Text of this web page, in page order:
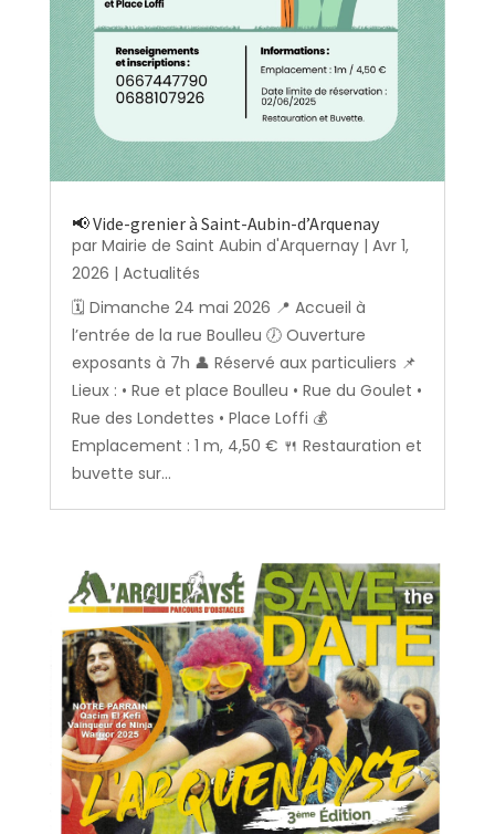
📢 Vide-grenier à Saint-Aubin-d’Arquenay
par Mairie de Saint Aubin d'Arquernay| Avr 1,
2026 | Actualités
🗓️ Dimanche 24 mai 2026 📍 Accueil à
l’entrée de la rue Boulleu 🕖 Ouverture
exposants à 7h 👤 Réservé aux particuliers 📌
Lieux : • Rue et place Boulleu • Rue du Goulet •
Rue des Londettes • Place Loffi 💰
Emplacement : 1 m, 4,50 € 🍴 Restauration et
buvette sur...